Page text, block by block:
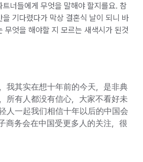
트너들에게 무엇을 말해야 할지를요. 참
을 기다렸다가 막상 결혼식 날이 되니 바
무엇을 해야할 지 모르는 새색시가 된것
我其实在想十年前的今天，是非典
所有人都没有信心，大家不看好未
人一起我们相信十年以后的中国会
商务会在中国受更多人的关注，很